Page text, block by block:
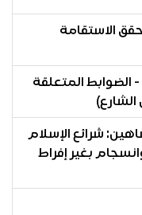
الاستقامة
الضوابط المتعلقة
(6) - إيهاب شاهين: شرائع الإسلام
بغير إفراط